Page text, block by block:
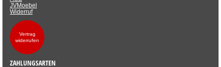
JVMoebel
Widerruf
Vertrag
widerrufen
ZAHLUNGSARTEN